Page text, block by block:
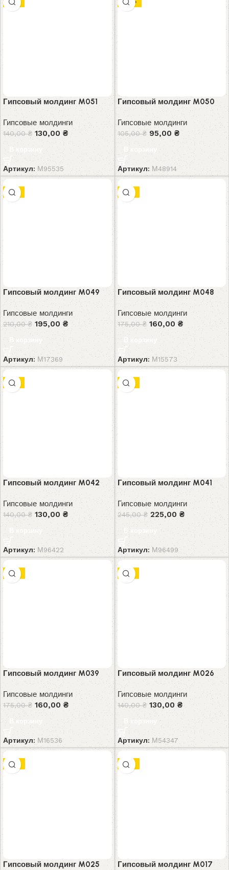
Гипсовый молдинг M051
Гипсовые молдинги
140,00₴ 130,00₴
В корзину
Артикул:М95535
Гипсовый молдинг M050
Гипсовые молдинги
105,00₴ 95,00 ₴
В корзину
Артикул: М48914
-7%
Гипсовый молдинг M049
Гипсовые молдинги
210,00₴ 195,00 ₴
В корзину
Артикул: М17369
-9%
Гипсовый молдинг M048
Гипсовые молдинги
175,00₴ 160,00₴
В корзину
Артикул: М15573
-7%
Гипсовый молдинг M042
Гипсовые молдинги
140,00₴ 130,00 ₴
В корзину
Артикул:М96422
-8%
Гипсовый молдинг M041
Гипсовые молдинги
245,00₴ 225,00 ₴
В корзину
Артикул: М96499
-9%
Гипсовый молдинг M039
Гипсовые молдинги
175,00₴ 160,00₴
В корзину
Артикул: М16536
-7%
Гипсовый молдинг M026
Гипсовые молдинги
140,00₴ 130,00₴
В корзину
Артикул: М54347
-9%
Гипсовый молдинг M025
-8%
Гипсовый молдинг M017